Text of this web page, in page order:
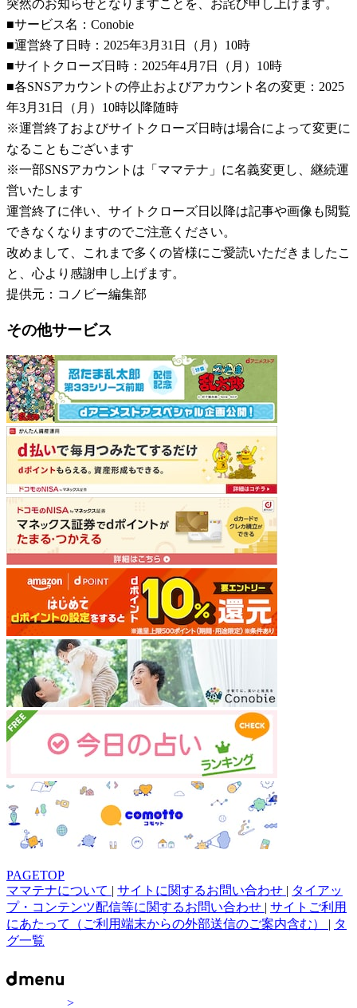
突然のお知らせとなりますことを、お詫び申し上げます。
■サービス名：Conobie
■運営終了日時：2025年3月31日（月）10時
■サイトクローズ日時：2025年4月7日（月）10時
■各SNSアカウントの停止およびアカウント名の変更：2025
年3月31日（月）10時以降随時
※運営終了およびサイトクローズ日時は場合によって変更に
なることもございます
※一部SNSアカウントは「ママテナ」に名義変更し、継続運
営いたします
運営終了に伴い、サイトクローズ日以降は記事や画像も閲覧
できなくなりますのでご注意ください。
改めまして、これまで多くの皆様にご愛読いただきましたこ
と、心より感謝申し上げます。
提供元：コノビー編集部
その他サービス
PAGETOP
ママテナについて | サイトに関するお問い合わせ | タイアッ
プ・コンテンツ配信等に関するお問い合わせ | サイトご利用
にあたって（ご利用端末からの外部送信のご案内含む） | タ
グ一覧
>